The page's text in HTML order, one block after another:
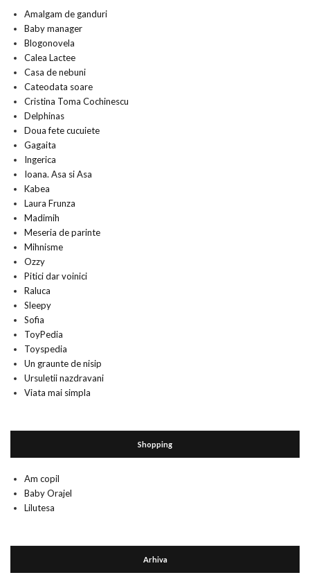
Amalgam de ganduri
Baby manager
Blogonovela
Calea Lactee
Casa de nebuni
Cateodata soare
Cristina Toma Cochinescu
Delphinas
Doua fete cucuiete
Gagaita
Ingerica
Ioana. Asa si Asa
Kabea
Laura Frunza
Madimih
Meseria de parinte
Mihnisme
Ozzy
Pitici dar voinici
Raluca
Sleepy
Sofia
ToyPedia
Toyspedia
Un graunte de nisip
Ursuletii nazdravani
Viata mai simpla
Shopping
Am copil
Baby Orajel
Lilutesa
Arhiva